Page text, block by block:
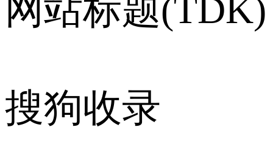
网站标题(TDK)
搜狗收录